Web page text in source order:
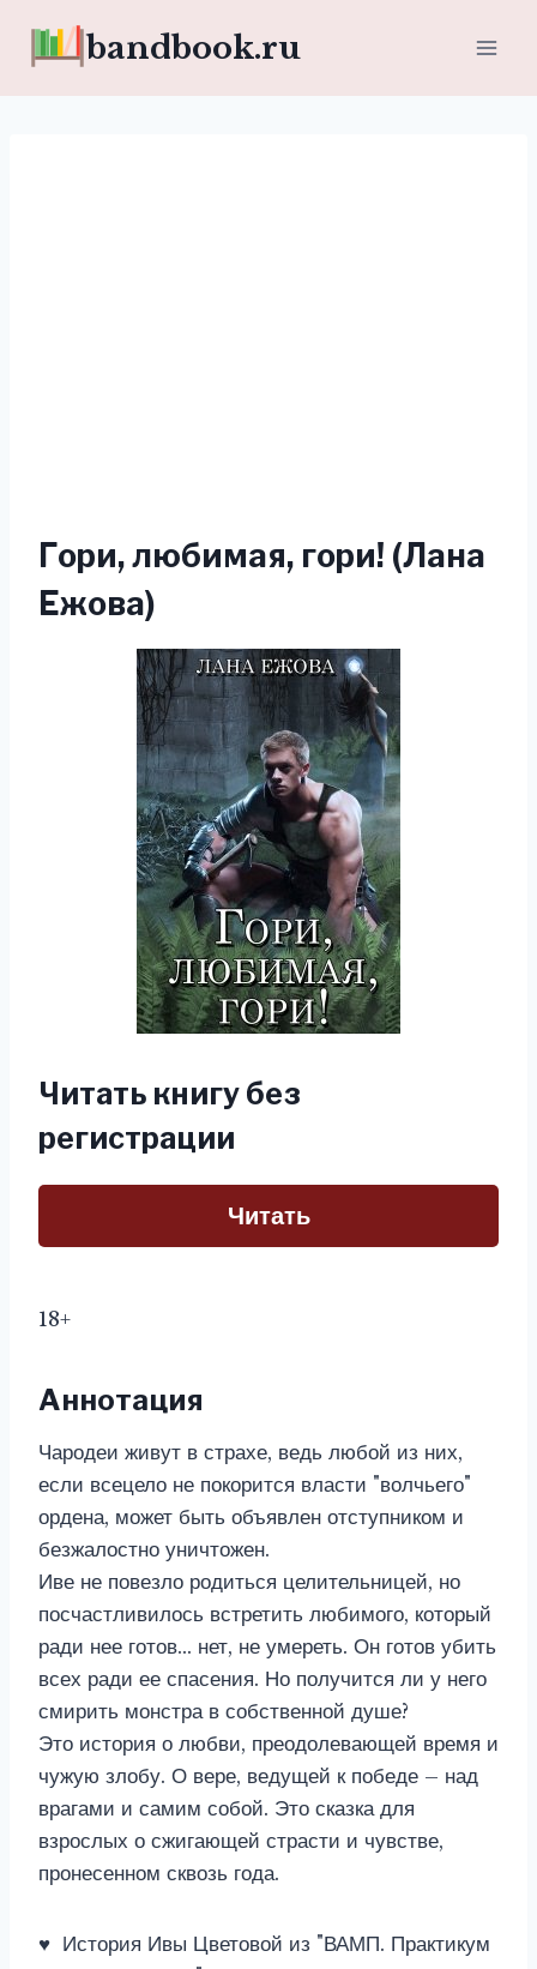
bandbook.ru
Гори, любимая, гори! (Лана
Ежова)
Читать книгу без
регистрации
Читать
18+
Аннотация
Чародеи живут в страхе, ведь любой из них,
если всецело не покорится власти "волчьего"
ордена, может быть объявлен отступником и
безжалостно уничтожен.
Иве не повезло родиться целительницей, но
посчастливилось встретить любимого, который
ради нее готов… нет, не умереть. Он готов убить
всех ради ее спасения. Но получится ли у него
смирить монстра в собственной душе?
Это история о любви, преодолевающей время и
чужую злобу. О вере, ведущей к победе – над
врагами и самим собой. Это сказка для
взрослых о сжигающей страсти и чувстве,
пронесенном сквозь года.
♥ История Ивы Цветовой из "ВАМП. Практикум